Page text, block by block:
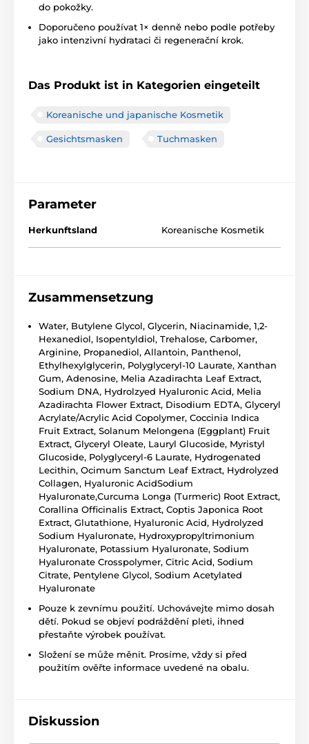
do pokožky.
Doporučeno používat 1× denně nebo podle potřeby
jako intenzivní hydrataci či regenerační krok.
Das Produkt ist in Kategorien eingeteilt
Koreanische und japanische Kosmetik
Gesichtsmasken Tuchmasken
Parameter
Herkunftsland Koreanische Kosmetik
Zusammensetzung
Water, Butylene Glycol, Glycerin, Niacinamide, 1,2-
Hexanediol, Isopentyldiol, Trehalose, Carbomer,
Arginine, Propanediol, Allantoin, Panthenol,
Ethylhexylglycerin, Polyglyceryl-10 Laurate, Xanthan
Gum, Adenosine, Melia Azadirachta Leaf Extract,
Sodium DNA, Hydrolzyed Hyaluronic Acid, Melia
Azadirachta Flower Extract, Disodium EDTA, Glyceryl
Acrylate/Acrylic Acid Copolymer, Coccinia Indica
Fruit Extract, Solanum Melongena (Eggplant) Fruit
Extract, Glyceryl Oleate, Lauryl Glucoside, Myristyl
Glucoside, Polyglyceryl-6 Laurate, Hydrogenated
Lecithin, Ocimum Sanctum Leaf Extract, Hydrolyzed
Collagen, Hyaluronic AcidSodium
Hyaluronate,Curcuma Longa (Turmeric) Root Extract,
Corallina Officinalis Extract, Coptis Japonica Root
Extract, Glutathione, Hyaluronic Acid, Hydrolyzed
Sodium Hyaluronate, Hydroxypropyltrimonium
Hyaluronate, Potassium Hyaluronate, Sodium
Hyaluronate Crosspolymer, Citric Acid, Sodium
Citrate, Pentylene Glycol, Sodium Acetylated
Hyaluronate
Pouze k zevnímu použití. Uchovávejte mimo dosah
dětí. Pokud se objeví podráždění pleti, ihned
přestaňte výrobek používat.
Složení se může měnit. Prosíme, vždy si před
použitím ověřte informace uvedené na obalu.
Diskussion